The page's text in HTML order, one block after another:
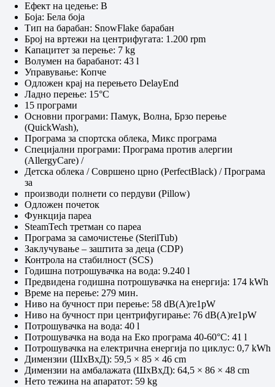
Ефект на цедење: B
Боја: Бела боја
Тип на барабан: SnowFlake барабан
Број на вртежи на центрифугата: 1.200 rpm
Капацитет за перење: 7 kg
Волумен на барабанот: 43 l
Управување: Копче
Одложен крај на перењето DelayEnd
Ладно перење: 15°C
15 програми
Основни програми: Памук, Волна, Брзо перење
(QuickWash),
Програма за спортска облека, Микс програма
Специјални програми: Програма против алергии
(AllergyCare) /
Детска облека / Совршено црно (PerfectBlack) / Програма
за
производи полнети со пердуви (Pillow)
Одложен почеток
Функција пареа
SteamTech третман со пареа
Програма за самочистење (SterilTub)
Заклучување – заштита за деца (CDP)
Контрола на стабилност (SCS)
Годишна потрошувачка на вода: 9.240 l
Предвидена годишна потрошувачка на енергија: 174 kWh
Време на перење: 279 мин.
Ниво на бучност при перење: 58 dB(A)re1pW
Ниво на бучност при центрифугирање: 76 dB(A)re1pW
Потрошувачка на вода: 40 l
Потрошувачка на вода на Еко програма 40-60°C: 41 l
Потрошувачка на електрична енергија по циклус: 0,7 kWh
Димензии (ШxВxД): 59,5 × 85 × 46 cm
Димензии на амбалажата (ШxВxД): 64,5 × 86 × 48 cm
Нето тежина на апаратот: 59 kg